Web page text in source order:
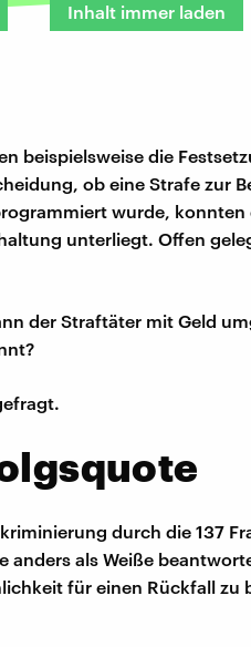
Inhalt immer laden
beispielsweise die
ob eine Strafe zur
wurde, konnten
unterliegt. Offen
der Straftäter mit Geld
durch die 137
anders als Weiße
für einen Rückfall zu